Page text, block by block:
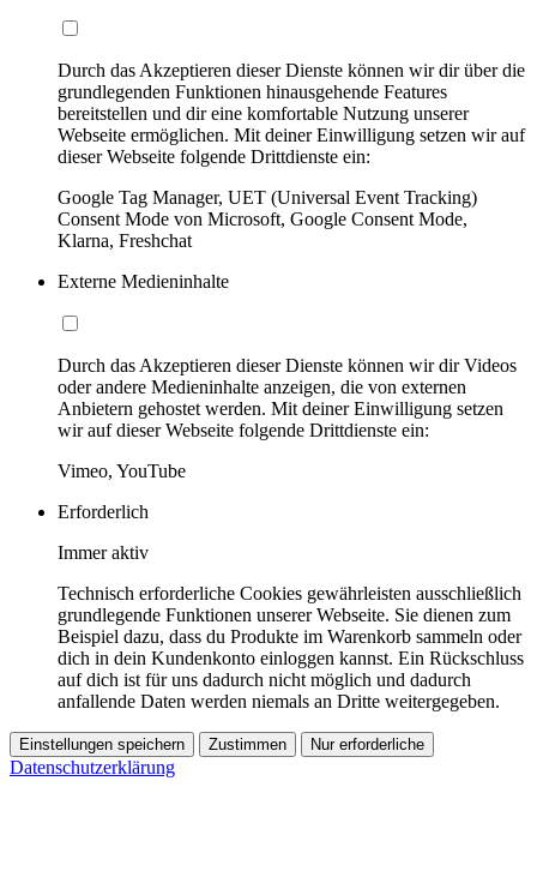
Durch das Akzeptieren dieser Dienste können wir dir über die
grundlegenden Funktionen hinausgehende Features
bereitstellen und dir eine komfortable Nutzung unserer
Webseite ermöglichen. Mit deiner Einwilligung setzen wir auf
dieser Webseite folgende Drittdienste ein:
Google Tag Manager, UET (Universal Event Tracking)
Consent Mode von Microsoft, Google Consent Mode,
Klarna, Freshchat
Externe Medieninhalte
Durch das Akzeptieren dieser Dienste können wir dir Videos
oder andere Medieninhalte anzeigen, die von externen
Anbietern gehostet werden. Mit deiner Einwilligung setzen
wir auf dieser Webseite folgende Drittdienste ein:
Vimeo, YouTube
Erforderlich
Immer aktiv
Technisch erforderliche Cookies gewährleisten ausschließlich
grundlegende Funktionen unserer Webseite. Sie dienen zum
Beispiel dazu, dass du Produkte im Warenkorb sammeln oder
dich in dein Kundenkonto einloggen kannst. Ein Rückschluss
auf dich ist für uns dadurch nicht möglich und dadurch
anfallende Daten werden niemals an Dritte weitergegeben.
Einstellungen speichern Zustimmen Nur erforderliche
Datenschutzerklärung